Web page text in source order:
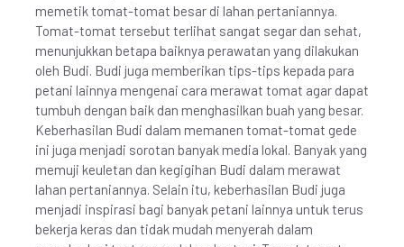
memetik tomat-tomat besar di lahan pertaniannya.
Tomat-tomat tersebut terlihat sangat segar dan sehat,
menunjukkan betapa baiknya perawatan yang dilakukan
oleh Budi. Budi juga memberikan tips-tips kepada para
petani lainnya mengenai cara merawat tomat agar dapat
tumbuh dengan baik dan menghasilkan buah yang besar.
Keberhasilan Budi dalam memanen tomat-tomat gede
ini juga menjadi sorotan banyak media lokal. Banyak yang
memuji keuletan dan kegigihan Budi dalam merawat
lahan pertaniannya. Selain itu, keberhasilan Budi juga
menjadi inspirasi bagi banyak petani lainnya untuk terus
bekerja keras dan tidak mudah menyerah dalam